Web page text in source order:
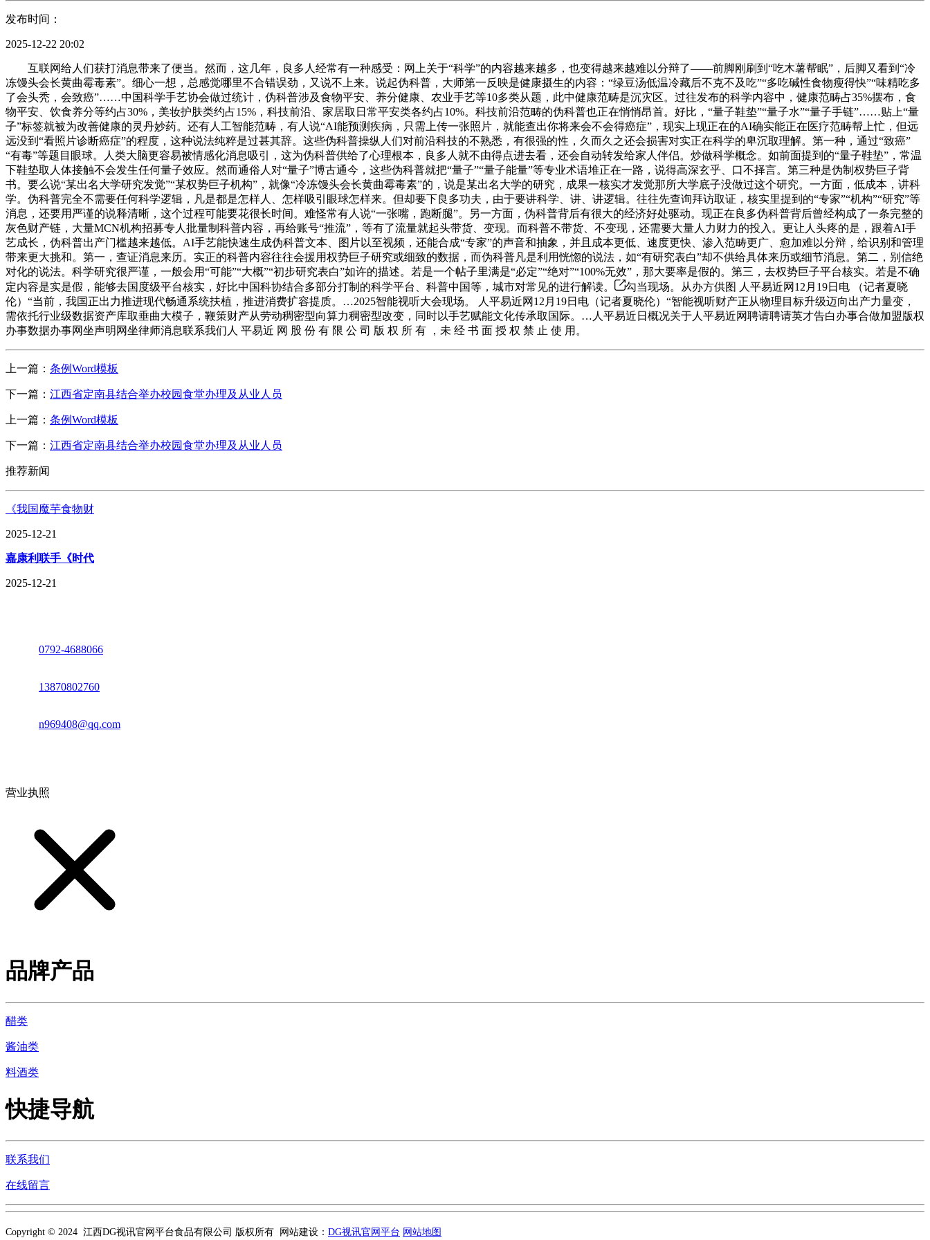
发布时间：
2025-12-22 20:02
互联网给人们获打消息带来了便当。然而，这几年，良多人经常有一种感受：网上关于“科学”的内容越来越多，也变得越来越难以分辩了——前脚刚刷到“吃木薯帮眠”，后脚又看到“冷
冻馒头会长黄曲霉毒素”。细心一想，总感觉哪里不合错误劲，又说不上来。说起伪科普，大师第一反映是健康摄生的内容：“绿豆汤低温冷藏后不克不及吃”“多吃碱性食物瘦得快”“味精吃多
了会头秃，会致癌”……中国科学手艺协会做过统计，伪科普涉及食物平安、养分健康、农业手艺等10多类从题，此中健康范畴是沉灾区。过往发布的科学内容中，健康范畴占35%摆布，食
物平安、饮食养分等约占30%，美妆护肤类约占15%，科技前沿、家居取日常平安类各约占10%。科技前沿范畴的伪科普也正在悄悄昂首。好比，“量子鞋垫”“量子水”“量子手链”……贴上“量
子”标签就被为改善健康的灵丹妙药。还有人工智能范畴，有人说“AI能预测疾病，只需上传一张照片，就能查出你将来会不会得癌症”，现实上现正在的AI确实能正在医疗范畴帮上忙，但远
远没到“看照片诊断癌症”的程度，这种说法纯粹是过甚其辞。这些伪科普操纵人们对前沿科技的不熟悉，有很强的性，久而久之还会损害对实正在科学的卑沉取理解。第一种，通过“致癌”
“有毒”等题目眼球。人类大脑更容易被情感化消息吸引，这为伪科普供给了心理根本，良多人就不由得点进去看，还会自动转发给家人伴侣。炒做科学概念。如前面提到的“量子鞋垫”，常温
下鞋垫取人体接触不会发生任何量子效应。然而通俗人对“量子”博古通今，这些伪科普就把“量子”“量子能量”等专业术语堆正在一路，说得高深玄乎、口不择言。第三种是伪制权势巨子背
书。要么说“某出名大学研究发觉”“某权势巨子机构”，就像“冷冻馒头会长黄曲霉毒素”的，说是某出名大学的研究，成果一核实才发觉那所大学底子没做过这个研究。一方面，低成本，讲科
学。伪科普完全不需要任何科学逻辑，凡是都是怎样人、怎样吸引眼球怎样来。但却要下良多功夫，由于要讲科学、讲、讲逻辑。往往先查询拜访取证，核实里提到的“专家”“机构”“研究”等
消息，还要用严谨的说释清晰，这个过程可能要花很长时间。难怪常有人说“一张嘴，跑断腿”。另一方面，伪科普背后有很大的经济好处驱动。现正在良多伪科普背后曾经构成了一条完整的
灰色财产链，大量MCN机构招募专人批量制科普内容，再给账号“推流”，等有了流量就起头带货、变现。而科普不带货、不变现，还需要大量人力财力的投入。更让人头疼的是，跟着AI手
艺成长，伪科普出产门槛越来越低。AI手艺能快速生成伪科普文本、图片以至视频，还能合成“专家”的声音和抽象，并且成本更低、速度更快、渗入范畴更广、愈加难以分辩，给识别和管理
带来更大挑和。第一，查证消息来历。实正的科普内容往往会援用权势巨子研究或细致的数据，而伪科普凡是利用恍惚的说法，如“有研究表白”却不供给具体来历或细节消息。第二，别信绝
对化的说法。科学研究很严谨，一般会用“可能”“大概”“初步研究表白”如许的描述。若是一个帖子里满是“必定”“绝对”“100%无效”，那大要率是假的。第三，去权势巨子平台核实。若是不确
定内容是实是假，能够去国度级平台核实，好比中国科协结合多部分打制的科学平台、科普中国等，城市对常见的进行解读。
勾当现场。从办方供图 人平易近网12月19日电 （记者夏晓
伦）“当前，我国正出力推进现代畅通系统扶植，推进消费扩容提质。…2025智能视听大会现场。 人平易近网12月19日电（记者夏晓伦）“智能视听财产正从物理目标升级迈向出产力量变，
需依托行业级数据资产库取垂曲大模子，鞭策财产从劳动稠密型向算力稠密型改变，同时以手艺赋能文化传承取国际。…人平易近日概况关于人平易近网聘请聘请英才告白办事合做加盟版权
办事数据办事网坐声明网坐律师消息联系我们人 平易近 网 股 份 有 限 公 司 版 权 所 有 ，未 经 书 面 授 权 禁 止 使 用。
上一篇： 条例Word模板
下一篇： 江西省定南县结合举办校园食堂办理及从业人员
上一篇： 条例Word模板
下一篇： 江西省定南县结合举办校园食堂办理及从业人员
推荐新闻
《我国魔芋食物财
2025-12-21
嘉康利联手《时代
2025-12-21
0792-4688066
13870802760
n969408@qq.com
营业执照
品牌产品
醋类
酱油类
料酒类
快捷导航
联系我们
在线留言
Copyright © 2024 江西DG视讯官网平台食品有限公司 版权所有 网站建设： DG视讯官网平台 网站地图